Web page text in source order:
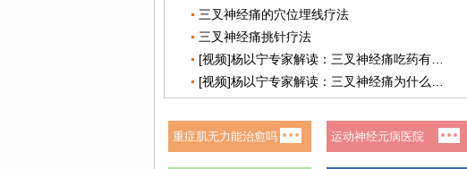
三叉神经痛的穴位埋线疗法
三叉神经痛挑针疗法